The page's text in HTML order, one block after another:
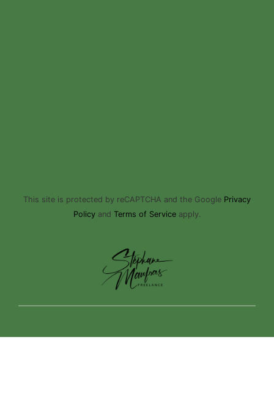
This site is protected by reCAPTCHA and the Google Privacy
Policyand Terms of Serviceapply.